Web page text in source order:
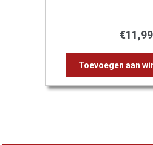
€11,99
Toevoegen aan